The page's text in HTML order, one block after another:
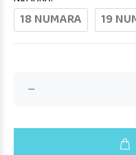
18 NUMARA 19